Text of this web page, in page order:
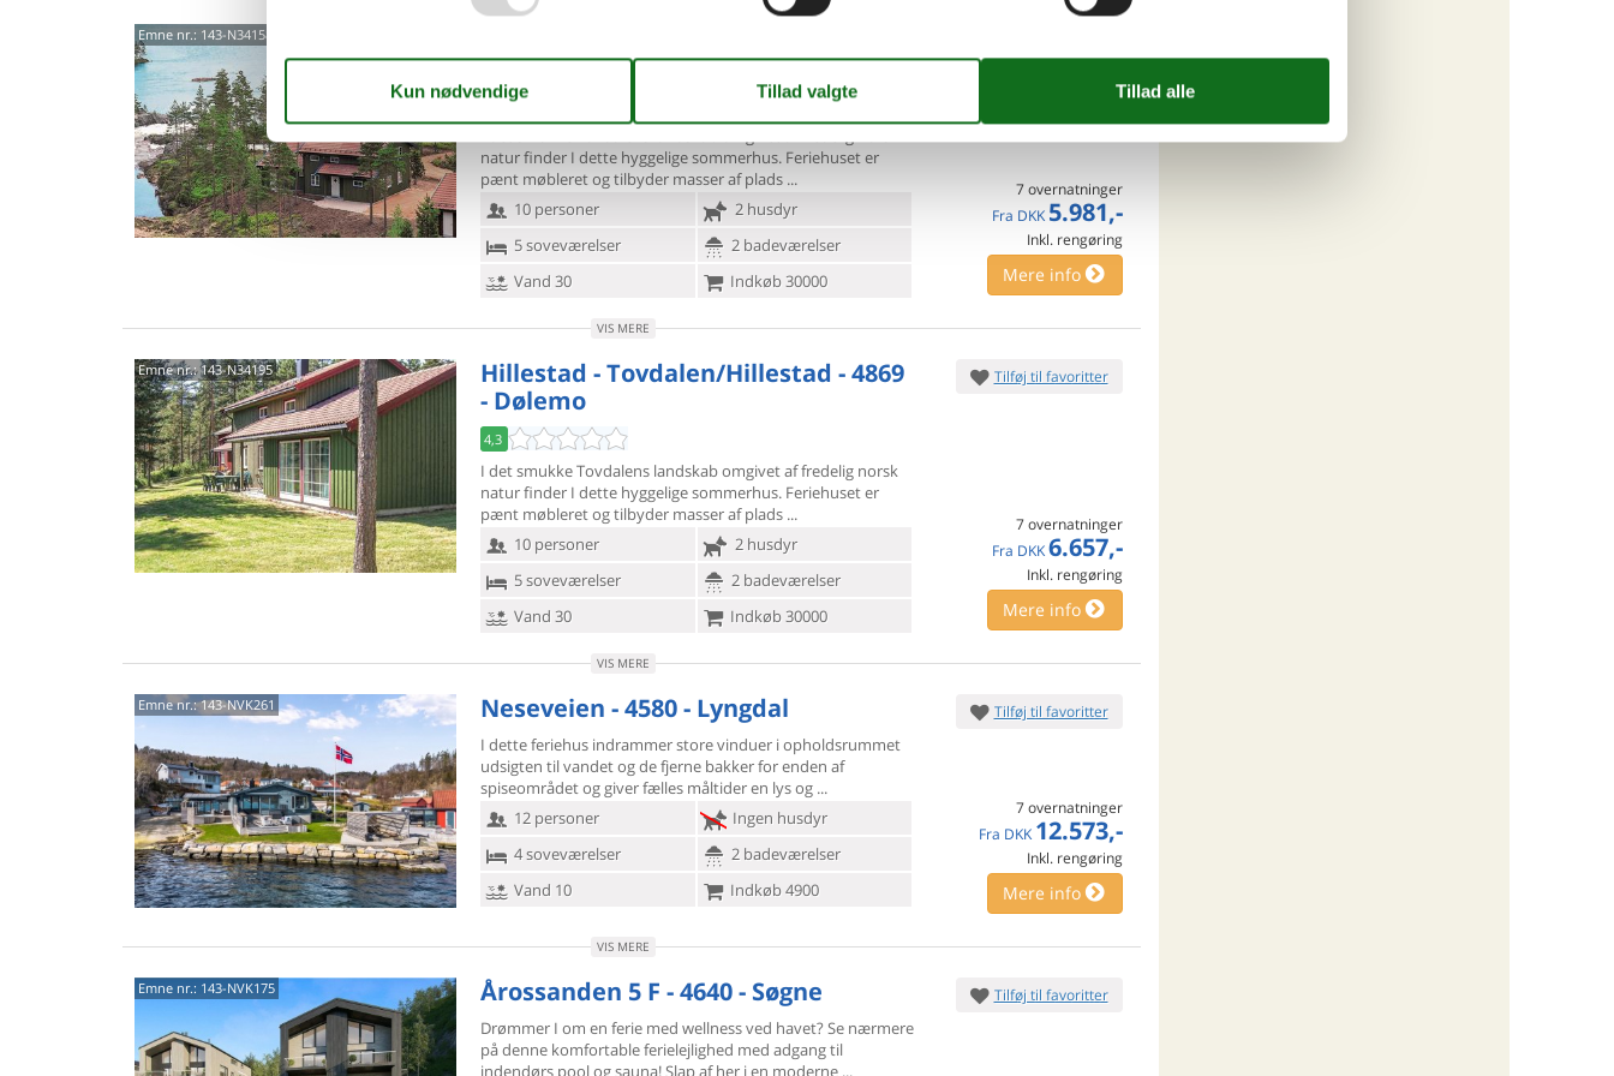
Emne nr.: 143-N34158
- Dølemo
5,0
natur finder I dette hyggelige sommerhus. Feriehuset er
pænt møbleret og tilbyder masser af plads
10 personer
2 husdyr
5 soveværelser
2 badeværelser
Vand 30
Indkøb 30000
7 overnatninger
Fra DKK 5.981,-
Inkl. rengøring
Mere info
VIS MERE
Emne nr.:143-N34195
Hillestad - Tovdalen/Hillestad - 4869
- Dølemo
4,3
I det smukke Tovdalens landskab omgivet af fredelig norsk
natur finder I dette hyggelige sommerhus. Feriehuset er
pænt møbleret og tilbyder masser af plads
10 personer
2 husdyr
5 soveværelser
2 badeværelser
Vand 30
Indkøb 30000
Tilføj til favoritter
7 overnatninger
Fra DKK 6.657,-
Inkl. rengøring
Mere info
VIS MERE
Emne nr.:143-NVK261 Neseveien - 4580 - Lyngdal
I dette feriehus indrammer store vinduer i opholdsrummet
udsigten til vandet ogde fjerne bakker for enden af
spiseområdet og giver fælles måltider en lys og
12 personer
Ingen husdyr
4 soveværelser
2 badeværelser
Vand 10
Indkøb 4900
Tilføj til favoritter
7 overnatninger
Fra DKK 12.573,-
Inkl. rengøring
Mere info
VIS MERE
Emne nr.: 143-NVK175 Årossanden 5 F - 4640 - Søgne
Drømmer I om en ferie med wellness ved havet? Se nærmere
på denne komfortableferielejlighed med adgang til
indendørs pool og sauna! Slap af her i en moderne
Tilføj til favoritter